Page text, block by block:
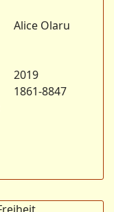
Alice Olaru
2019
1861-8847